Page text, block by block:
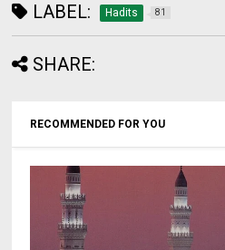
LABEL: Hadits 81
SHARE:
RECOMMENDED FOR YOU